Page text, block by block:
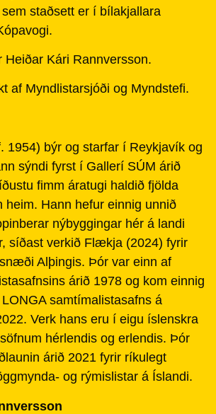
staðsett er í bílakjallara
Heiðar Kári Rannversson.
af Myndlistarsjóði og Myndstefi.
1954) býr og starfar í Reykjavík og
sýndi fyrst í Gallerí SÚM árið
fimm áratugi haldið fjölda
heim. Hann hefur einnig unnið
nýbyggingar hér á landi
síðast verkið Flækja (2024) fyrir
Alþingis. Þór var einn af
árið 1978 og kom einnig
samtímalistasafns á
Verk hans eru í eigu íslenskra
hérlendis og erlendis. Þór
árið 2021 fyrir ríkulegt
og rýmislistar á Íslandi.